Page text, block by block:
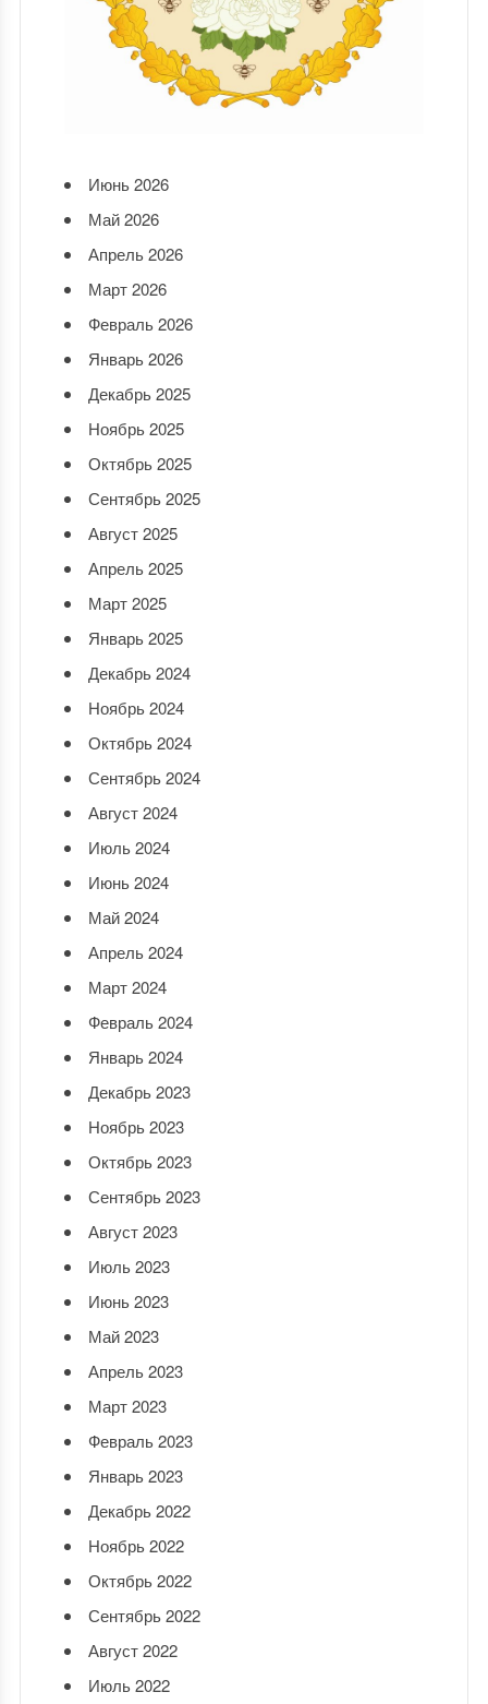
Июнь 2026
Май 2026
Апрель 2026
Март 2026
Февраль 2026
Январь 2026
Декабрь 2025
Ноябрь 2025
Октябрь 2025
Сентябрь 2025
Август 2025
Апрель 2025
Март 2025
Январь 2025
Декабрь 2024
Ноябрь 2024
Октябрь 2024
Сентябрь 2024
Август 2024
Июль 2024
Июнь 2024
Май 2024
Апрель 2024
Март 2024
Февраль 2024
Январь 2024
Декабрь 2023
Ноябрь 2023
Октябрь 2023
Сентябрь 2023
Август 2023
Июль 2023
Июнь 2023
Май 2023
Апрель 2023
Март 2023
Февраль 2023
Январь 2023
Декабрь 2022
Ноябрь 2022
Октябрь 2022
Сентябрь 2022
Август 2022
Июль 2022